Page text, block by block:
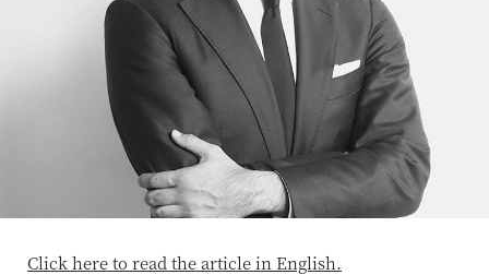
Click here to read the article in English.